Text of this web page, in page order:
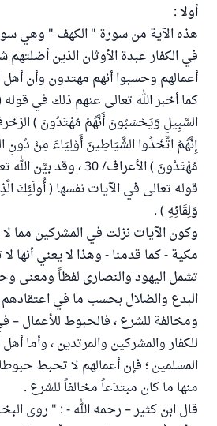
أولا :
هذه الآية من سورة " الكهف " وهي
في الكفار عبدة الأوثان الذين
أعمالهم وحسبوا أنهم مهتدون وأن
كما أخبر الله تعالى عنهم ذلك في
إِنَّهُمُ اتَّخَذُوا الشَّيَاطِينَ أَوْلِيَاءَ مِنْ دُونِ
مُهْتَدُونَ ) الأعراف/ 30 ،
قوله تعالى في الآيات نفسها ( أُولَئِكَ
وَلِقَائِهِ ) .
وكون الآيات نزلت في المشركين مما
مكية - كما قدمنا - وهذا لا يعني أنها
تشمل اليهود والنصارى لفظاً ومعنى
البدع والضلال بحسب ما في
ومخالفة للشرع ، فالحبوط للأعمال –
للكفار والمشركين والمرتدين ، وأما
المسلمين ؛ فإن أعمالهم لا تحبط
منها ما كان مبتدَعاً مخالفاً للشرع .
قال ابن كثير – رحمه الله - : " روى